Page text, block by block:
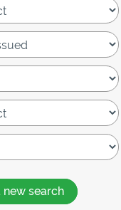
new search